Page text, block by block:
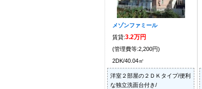
メゾンファミール
賃貸:3.2万円
(管理費等:2,200円)
2DK/40.04㎡
洋室２部屋の２ＤＫタイプ/便利
な独立洗面台付き/